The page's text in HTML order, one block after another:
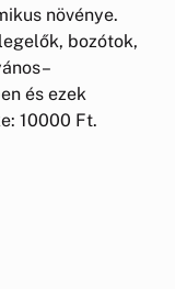
növénye.
bozótok,
és ezek
10000 Ft.